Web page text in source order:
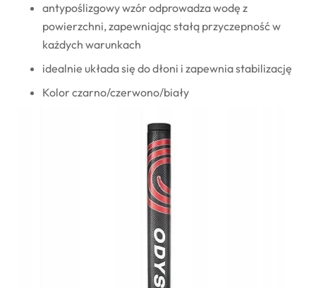
antypoślizgowy wzór odprowadza wodę z
powierzchni, zapewniając stałą przyczepność w
każdych warunkach
idealnie układa się do dłoni i zapewnia stabilizację
Kolor czarno/czerwono/biały